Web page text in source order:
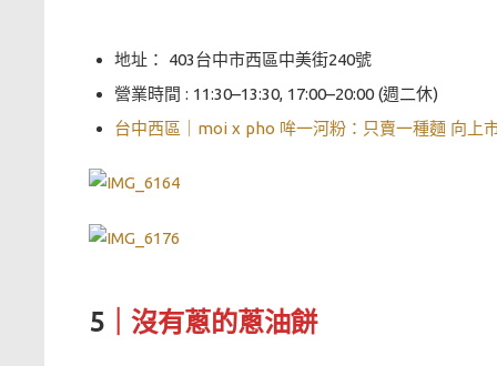
地址： 403台中市西區中美街240號
營業時間 : 11:30–13:30, 17:00–20:00 (週二休)
台中西區｜moi x pho 哞一河粉：只賣一種麵 向上
5 ｜沒有蔥的蔥油餅